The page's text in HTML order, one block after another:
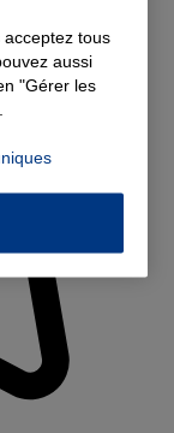
tous
aussi
"Gérer les